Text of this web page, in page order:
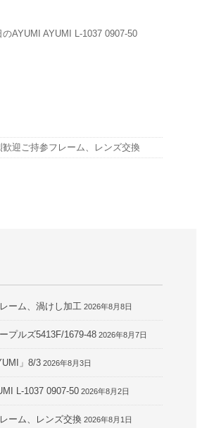
のAYUMI AYUMI L-1037 0907-50
歓迎ご持参フレーム、レンズ交換
ーム、渦けし加工 2026年8月8日
プルズ5413F/1679-48 2026年8月7日
」8/3 2026年8月3日
L-1037 0907-50 2026年8月2日
ーム、レンズ交換 2026年8月1日